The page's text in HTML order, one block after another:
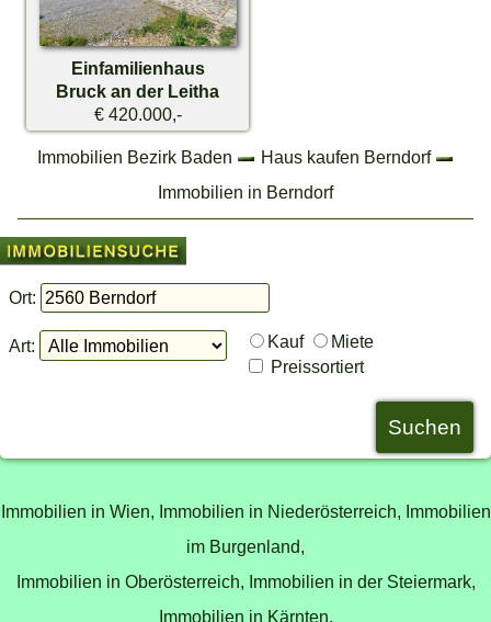
Einfamilienhaus
Bruck an der Leitha
€ 420.000,-
Immobilien Bezirk Baden
Haus kaufen Berndorf
Immobilien in Berndorf
Ort:
Art: Kauf
Miete
Preissortiert
Immobilien in Wien, Immobilien in Niederösterreich, Immobilien
im Burgenland,
Immobilien in Oberösterreich, Immobilien in der Steiermark,
Immobilien in Kärnten,